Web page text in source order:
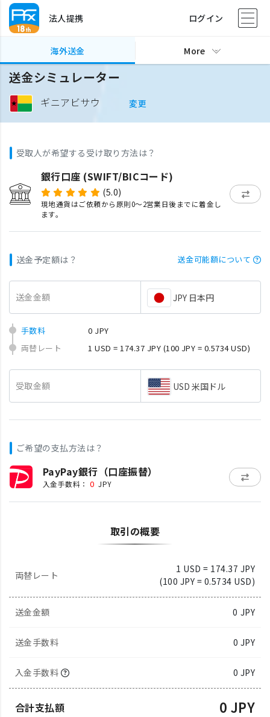
法人提携 ログイン
海外送金 More
送金シミュレーター
ギニアビサウ 変更
受取人が希望する受け取り方法は？
銀行口座 (SWIFT/BICコード)
(5.0)
現地通貨はご依頼から原則0〜2営業日後までに着金し
ます。
送金予定額は？ 送金可能額について
送金金額 JPY 日本円
手数料
0 JPY
両替レート
1 USD = 174.37 JPY (100 JPY = 0.5734 USD)
受取金額 USD 米国ドル
ご希望の支払方法は？
PayPay銀行（口座振替）
入金手数料： 0 JPY
取引の概要
両替レート
1 USD = 174.37 JPY
(100 JPY = 0.5734 USD)
送金金額 0 JPY
送金手数料 0 JPY
入金手数料 0 JPY
合計支払額 0 JPY